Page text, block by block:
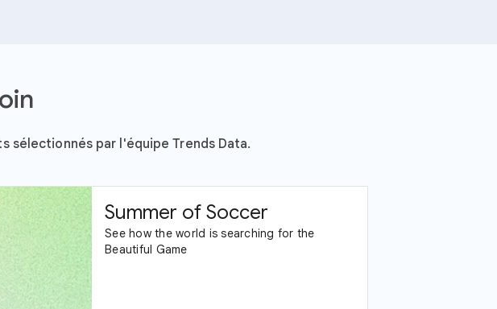
sélectionnés par l'équipe Trends Data.
Summer of Soccer
See how the world is searching for the
Beautiful Game